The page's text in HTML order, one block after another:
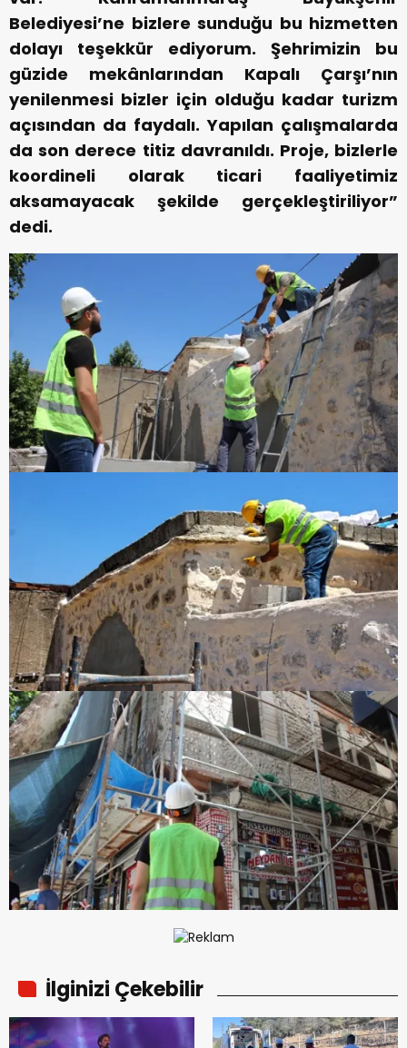
Belediyesi’ne bizlere sunduğu bu hizmetten
dolayı teşekkür ediyorum. Şehrimizin bu
güzide mekânlarından Kapalı Çarşı’nın
yenilenmesi bizler için olduğu kadar turizm
açısından da faydalı. Yapılan çalışmalarda
da son derece titiz davranıldı. Proje, bizlerle
koordineli olarak ticari faaliyetimiz
aksamayacak şekilde gerçekleştiriliyor”
dedi.
İlginizi Çekebilir